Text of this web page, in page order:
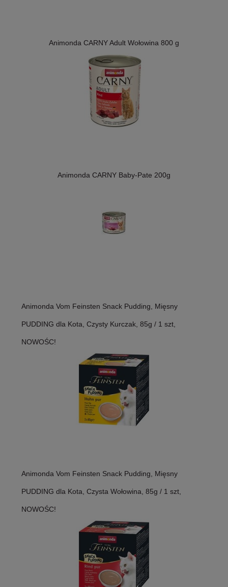
Animonda CARNY Adult Wołowina 800 g
Animonda CARNY Baby-Pate 200g
Animonda Vom Feinsten Snack Pudding, Mięsny
PUDDING dla Kota, Czysty Kurczak, 85g / 1 szt,
NOWOŚC!
Animonda Vom Feinsten Snack Pudding, Mięsny
PUDDING dla Kota, Czysta Wołowina, 85g / 1 szt,
NOWOŚC!